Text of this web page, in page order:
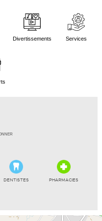
Divertissements Services
DENTISTES PHARMACIES